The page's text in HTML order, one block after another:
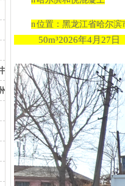
心
分公司
n位置：黑龙江省哈尔滨
50m³2026年4月27日